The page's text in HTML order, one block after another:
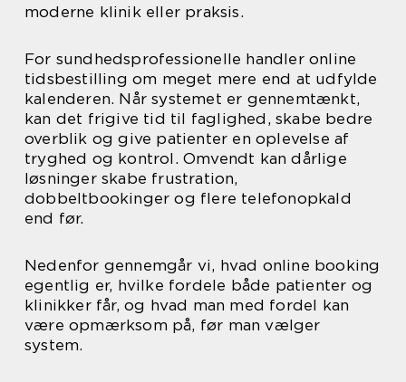
moderne klinik eller praksis.
For sundhedsprofessionelle handler online
tidsbestilling om meget mere end at udfylde
kalenderen. Når systemet er gennemtænkt,
kan det frigive tid til faglighed, skabe bedre
overblik og give patienter en oplevelse af
tryghed og kontrol. Omvendt kan dårlige
løsninger skabe frustration,
dobbeltbookinger og flere telefonopkald
end før.
Nedenfor gennemgår vi, hvad online booking
egentlig er, hvilke fordele både patienter og
klinikker får, og hvad man med fordel kan
være opmærksom på, før man vælger
system.